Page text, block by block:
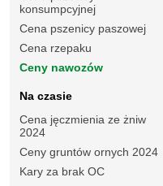
konsumpcyjnej
Cena pszenicy paszowej
Cena rzepaku
Ceny nawozów
Na czasie
Cena jęczmienia ze żniw
2024
Ceny gruntów ornych 2024
Kary za brak OC